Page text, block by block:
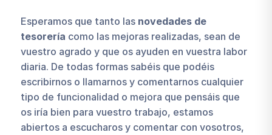
Esperamos que tanto las novedades de
tesorería como las mejoras realizadas, sean de
vuestro agrado y que os ayuden en vuestra labor
diaria. De todas formas sabéis que podéis
escribirnos o llamarnos y comentarnos cualquier
tipo de funcionalidad o mejora que pensáis que
os iría bien para vuestro trabajo, estamos
abiertos a escucharos y comentar con vosotros,